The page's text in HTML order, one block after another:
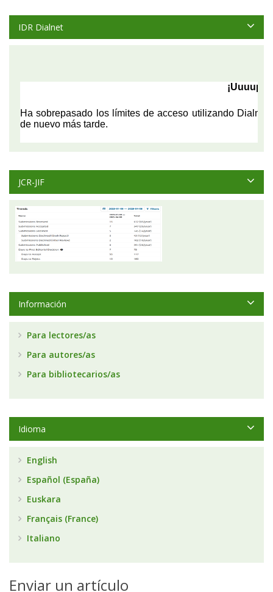
IDR Dialnet
JCR-JIF
Información
Para lectores/as
Para autores/as
Para bibliotecarios/as
Idioma
English
Español (España)
Euskara
Français (France)
Italiano
Enviar un artículo